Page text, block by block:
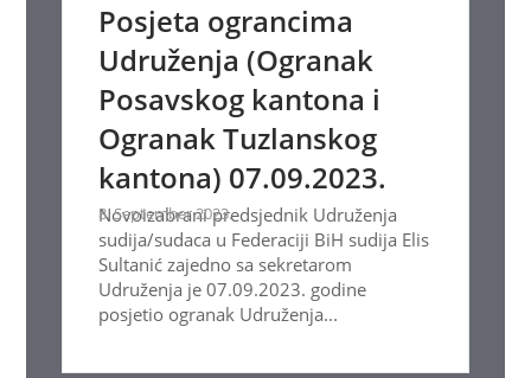
Posjeta ograncima
Udruženja (Ogranak
Posavskog kantona i
Ogranak Tuzlanskog
kantona) 07.09.2023.
8. September 2023.
Novoizabrani predsjednik Udruženja
sudija/sudaca u Federaciji BiH sudija Elis
Sultanić zajedno sa sekretarom
Udruženja je 07.09.2023. godine
posjetio ogranak Udruženja...